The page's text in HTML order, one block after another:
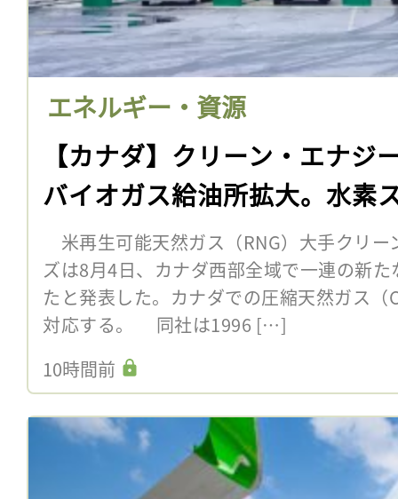
エネルギー・資源
【カナダ】クリーン・エナジ
バイオガス給油所拡大。水素
米再生可能天然ガス（RNG）大手クリ
ズは8月4日、カナダ西部全域で一連の新
たと発表した。カナダでの圧縮天然ガス（
対応する。 同社は1996 […]
10時間前